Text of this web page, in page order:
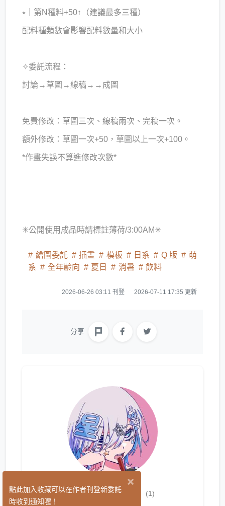
⭒｜第N種料+50↑（建議最多三種）
配料種類數會影響配料數量和大小
✧委託流程：
討論→草圖→線稿→→成圖
免費修改：草圖三次、線稿兩次、完稿一次。
額外修改：草圖一次+50，草圖以上一次+100。
*作畫失誤不算進修改次數*
✳公開使用成品時請標註薄荷/3:00AM✳
繪圖委託 插畫 模板 日系 Q 版
萌
系
全年齡向 夏日 消暑 飲料
2026-06-26 03:11 刊登 2026-07-11 17:35 更新
分享
▪︎3:00AM▫︎ (1)
×
點此加入收藏可以在作者刊登新委託
時收到通知喔！